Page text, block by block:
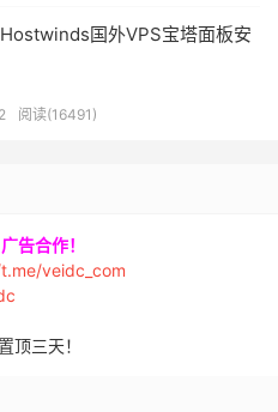
国外VPS宝塔面板安
阅读(16491)
告合作！
veidc_com
顶三天！